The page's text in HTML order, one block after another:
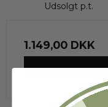
Udsolgt p.t.
1.149,00 DKK
VIS PRODUKT